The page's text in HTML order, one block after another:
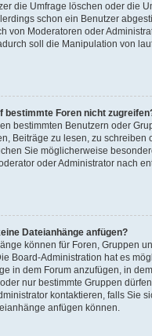
die Umfrage löschen oder die
schon ein Benutzer
von Moderatoren oder
soll die Manipulation von
bestimmte Foren nicht
bestimmten Benutzern oder
Beiträge zu lesen, zu schreiben
Sie möglicherweise
oder Administrator nach
Dateianhänge anfügen?
können für Foren, Gruppen
Board-Administration hat es
in dem Forum anzufügen, in
nur bestimmte Gruppen
kontaktieren, falls Sie
anfügen können.